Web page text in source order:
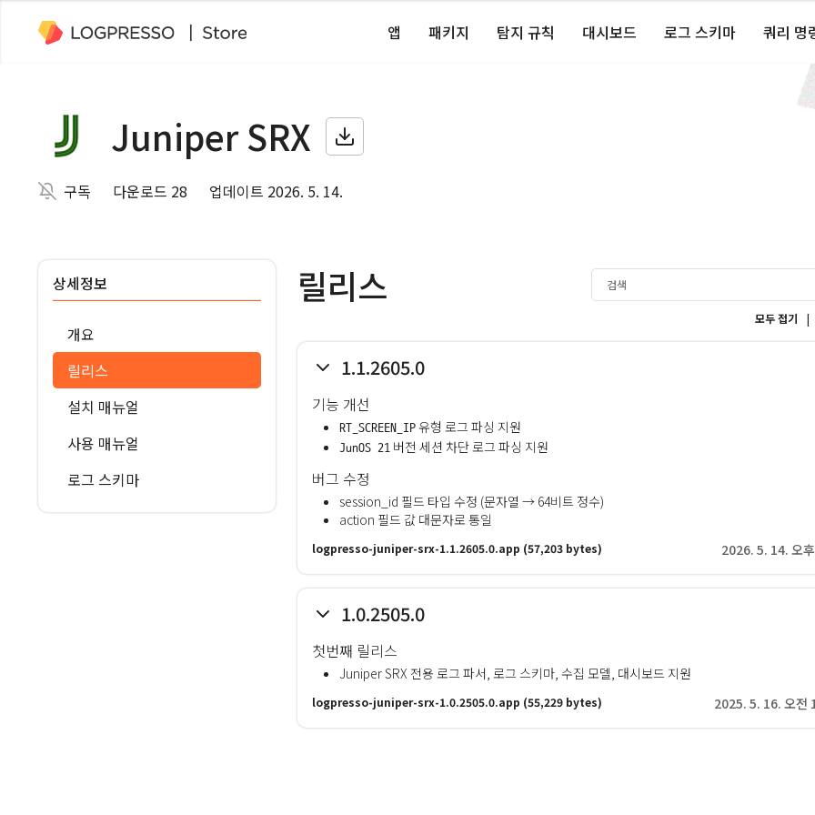
앱 패키지 탐지 규칙 대시보드 로그 스키마 쿼리 명
Juniper SRX
구독 다운로드 28 업데이트 2026. 5. 14.
상세정보
개요
릴리스
설치 매뉴얼
사용 매뉴얼
로그 스키마
릴리스
모두 접기 |
1.1.2605.0
기능 개선
RT_SCREEN_IP 유형 로그 파싱 지원
JunOS 21 버전 세션 차단 로그 파싱 지원
버그 수정
session_id 필드 타입 수정 (문자열 → 64비트 정수)
action 필드 값 대문자로 통일
logpresso-juniper-srx-1.1.2605.0.app (57,203 bytes) 2026. 5. 14. 오
1.0.2505.0
첫번째 릴리스
Juniper SRX 전용 로그 파서, 로그 스키마, 수집 모델, 대시보드 지원
logpresso-juniper-srx-1.0.2505.0.app (55,229 bytes) 2025. 5. 16. 오전